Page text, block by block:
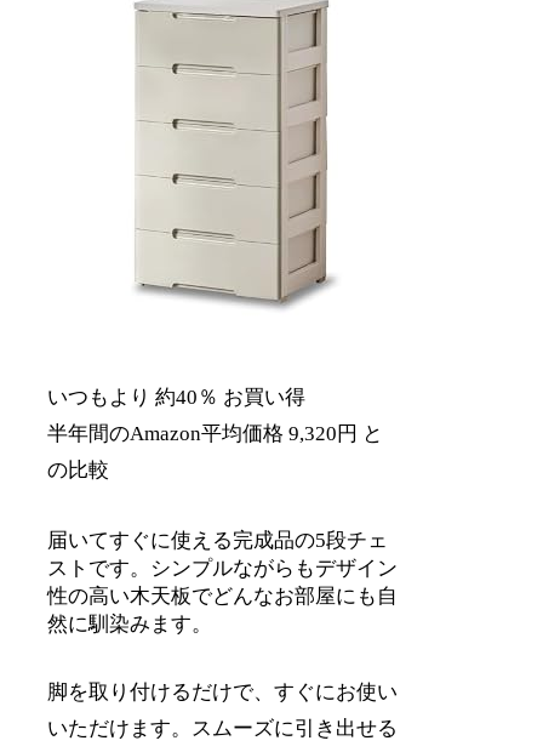
いつもより 約40％ お買い得
半年間のAmazon平均価格 9,320円 と
の比較
届いてすぐに使える完成品の5段チェ
ストです。シンプルながらもデザイン
性の高い木天板でどんなお部屋にも自
然に馴染みます。
脚を取り付けるだけで、すぐにお使い
いただけます。スムーズに引き出せる